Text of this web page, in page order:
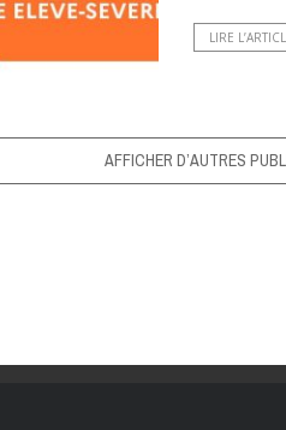
LIRE
AFFICHER D’AUTRES